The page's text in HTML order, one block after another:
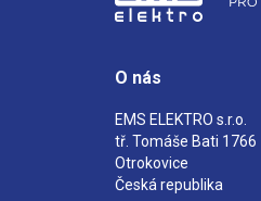
O nás
EMS ELEKTRO s.r.o.
tř. Tomáše Bati 1766
Otrokovice
Česká republika